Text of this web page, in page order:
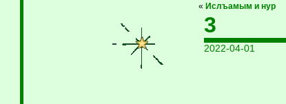
« Ислъамым и нур
3
2022-04-01